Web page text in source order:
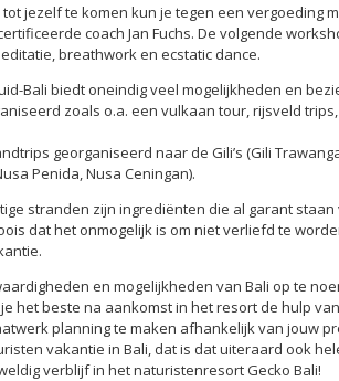
jezelf te komen kun je tegen een vergoeding
coach Jan Fuchs. De volgende
breathwork en ecstatic dance.
Bali biedt oneindig veel mogelijkheden en
zoals o.a. een vulkaan tour, rijsveld trips,
georganiseerd naar de Gili’s (Gili
Penida, Nusa Ceningan).
stranden zijn ingrediënten die al garant
dat het onmogelijk is om niet verliefd te
en mogelijkheden van Bali op te
het beste na aankomst in het resort de hulp
planning te maken afhankelijk van jouw
vakantie in Bali, dat is dat uiteraard ook
verblijf in het naturistenresort Gecko Bali!